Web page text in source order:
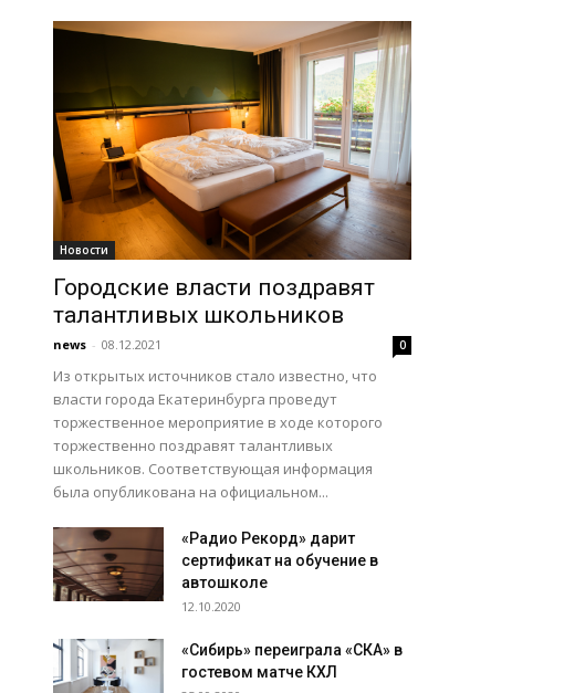
Новости
Городские власти поздравят
талантливых школьников
news - 08.12.2021 0
Из открытых источников стало известно, что
власти города Екатеринбурга проведут
торжественное мероприятие в ходе которого
торжественно поздравят талантливых
школьников. Соответствующая информация
была опубликована на официальном...
«Радио Рекорд» дарит
сертификат на обучение в
автошколе
12.10.2020
«Сибирь» переиграла «СКА» в
гостевом матче КХЛ